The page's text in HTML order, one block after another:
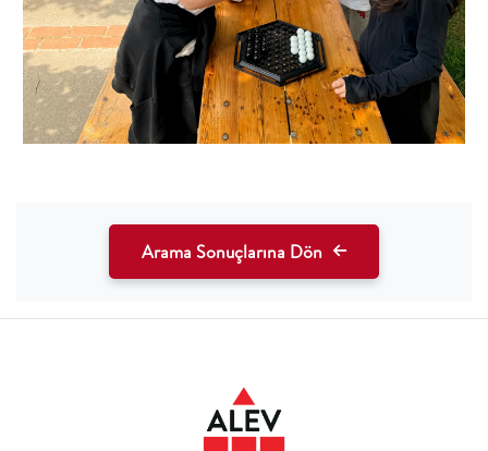
Arama Sonuçlarına Dön